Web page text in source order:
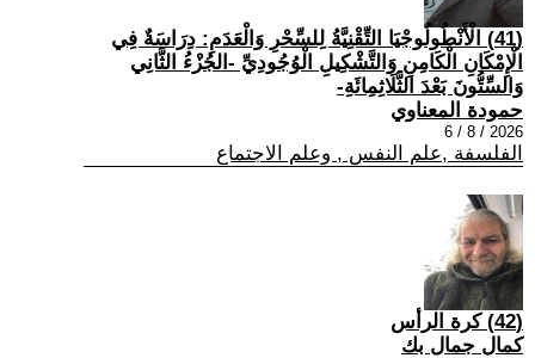
(41) الْأَنْطُولُوجْيَا التِّقْنِيَّةُ لِلسِّحْرِ وَالْعَدَمِ: دِرَاسَةٌ فِي
الْإِمْكَانِ الْكَامِنِ وَالتَّشْكِيلِ الْوُجُودِيِّ -الجُزْءُ الثَّانِي
وَالسِّتُّونَ بَعْدَ الثَّلَاثِمِائَةِ-
حمودة المعناوي
2026 / 8 / 6
الفلسفة ,علم النفس , وعلم الاجتماع
(42) كرة الرأس
كمال جمال بك